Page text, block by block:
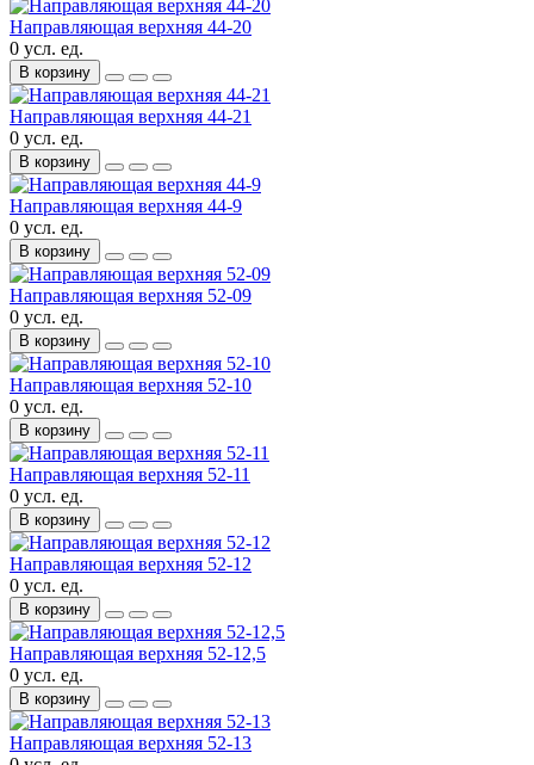
Направляющая верхняя 44-20
0 усл. ед.
В корзину
Направляющая верхняя 44-21
0 усл. ед.
В корзину
Направляющая верхняя 44-9
0 усл. ед.
В корзину
Направляющая верхняя 52-09
0 усл. ед.
В корзину
Направляющая верхняя 52-10
0 усл. ед.
В корзину
Направляющая верхняя 52-11
0 усл. ед.
В корзину
Направляющая верхняя 52-12
0 усл. ед.
В корзину
Направляющая верхняя 52-12,5
0 усл. ед.
В корзину
Направляющая верхняя 52-13